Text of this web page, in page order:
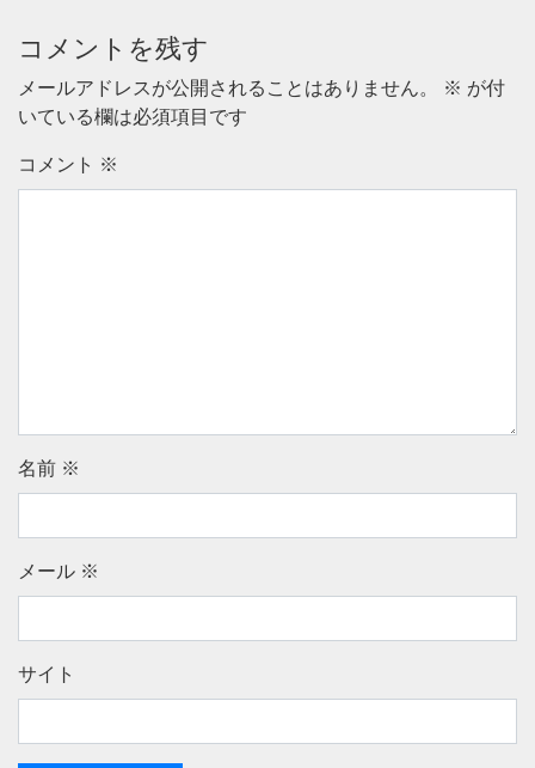
コメントを残す
メールアドレスが公開されることはありません。 ※ が付
いている欄は必須項目です
コメント ※
名前 ※
メール ※
サイト